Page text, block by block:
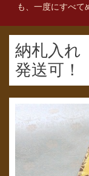
も、一度にすべて
納札入れ
発送可！